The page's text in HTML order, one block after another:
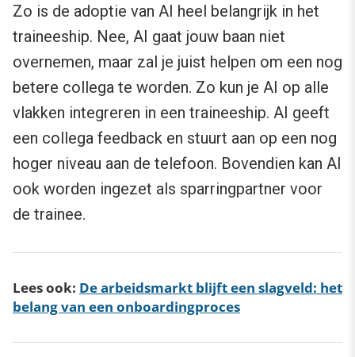
Zo is de adoptie van AI heel belangrijk in het
traineeship. Nee, AI gaat jouw baan niet
overnemen, maar zal je juist helpen om een nog
betere collega te worden. Zo kun je AI op alle
vlakken integreren in een traineeship. AI geeft
een collega feedback en stuurt aan op een nog
hoger niveau aan de telefoon. Bovendien kan AI
ook worden ingezet als sparringpartner voor
de trainee.
Lees ook: De arbeidsmarkt blijft een slagveld: het
belang van een onboardingproces